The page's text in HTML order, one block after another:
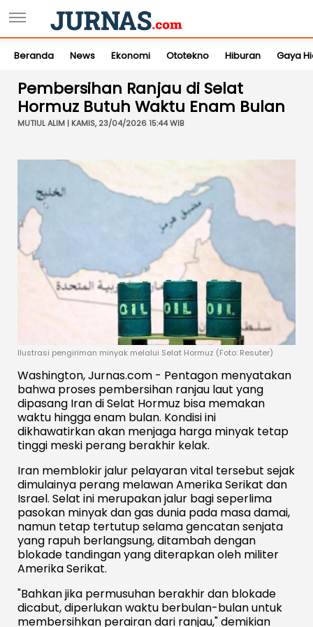
Beranda News Ekonomi Ototekno Hiburan Gaya
Pembersihan Ranjau di Selat
Hormuz Butuh Waktu Enam Bulan
MUTIUL ALIM | KAMIS, 23/04/2026 15:44 WIB
Ilustrasi pengiriman minyak melalui Selat Hormuz (Foto: Resuter)
Washington, Jurnas.com - Pentagon menyatakan
bahwa proses pembersihan ranjau laut yang
dipasang Iran di Selat Hormuz bisa memakan
waktu hingga enam bulan. Kondisi ini
dikhawatirkan akan menjaga harga minyak tetap
tinggi meski perang berakhir kelak.
Iran memblokir jalur pelayaran vital tersebut sejak
dimulainya perang melawan Amerika Serikat dan
Israel. Selat ini merupakan jalur bagi seperlima
pasokan minyak dan gas dunia pada masa damai,
namun tetap tertutup selama gencatan senjata
yang rapuh berlangsung, ditambah dengan
blokade tandingan yang diterapkan oleh militer
Amerika Serikat.
"Bahkan jika permusuhan berakhir dan blokade
dicabut, diperlukan waktu berbulan-bulan untuk
membersihkan perairan dari ranjau," demikian